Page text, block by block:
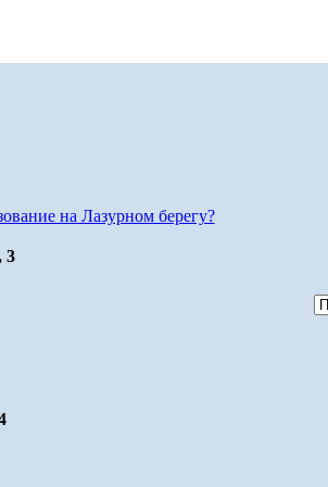
на Лазурном берегу?
3